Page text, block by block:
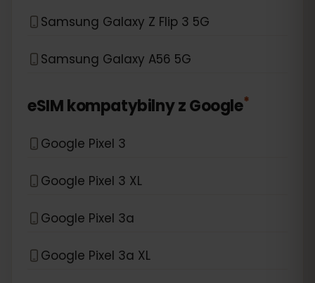
Samsung Galaxy Z Flip 3 5G
Samsung Galaxy A56 5G
eSIM kompatybilny zGoogle*
Google Pixel 3
Google Pixel 3 XL
Google Pixel 3a
Google Pixel 3a XL